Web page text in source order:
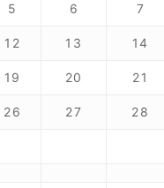
5 6 7
12 13 14
19 20 21
26 27 28